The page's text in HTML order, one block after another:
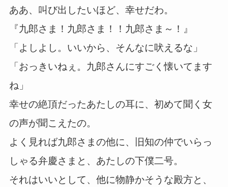
ああ、叫び出したいほど、幸せだわ。
『九郎さま！九郎さま！！九郎さま～！』
「よしよし。いいから、そんなに吠えるな」
「おっきいねぇ。九郎さんにすごく懐いてます
ね」
幸せの絶頂だったあたしの耳に、初めて聞く女
の声が聞こえたの。
よく見れば九郎さまの他に、旧知の仲でいらっ
しゃる弁慶さまと、あたしの下僕二号。
それはいいとして、他に物静かそうな殿方と、